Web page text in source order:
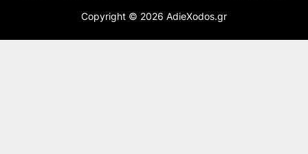
Copyright © 2026 AdieXodos.gr